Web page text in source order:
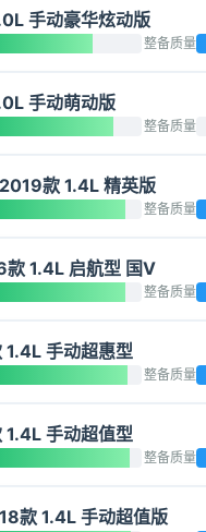
手动豪华炫动版
整备质量
手动萌动版
整备质量
款 1.4L 精英版
整备质量
1.4L 启航型 国V
整备质量
手动超惠型
整备质量
手动超值型
整备质量
款 1.4L 手动超值版